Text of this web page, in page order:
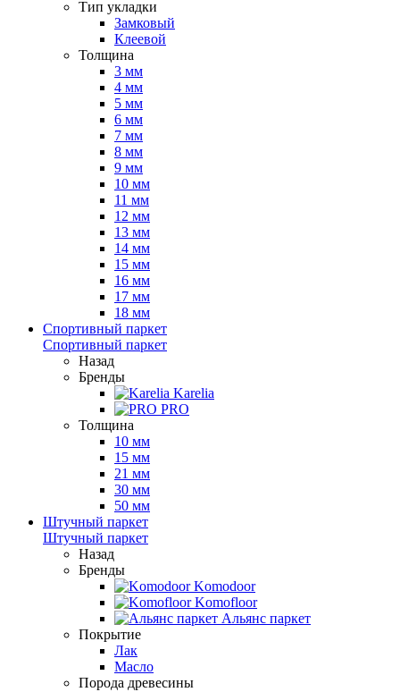
Тип укладки
Замковый
Клеевой
Толщина
3 мм
4 мм
5 мм
6 мм
7 мм
8 мм
9 мм
10 мм
11 мм
12 мм
13 мм
14 мм
15 мм
16 мм
17 мм
18 мм
Спортивный паркет
Спортивный паркет
Назад
Бренды
Karelia
PRO
Толщина
10 мм
15 мм
21 мм
30 мм
50 мм
Штучный паркет
Штучный паркет
Назад
Бренды
Komodoor
Komofloor
Альянс паркет
Покрытие
Лак
Масло
Порода древесины